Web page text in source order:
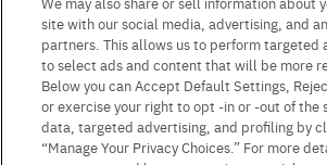
Terms & Conditions Purpose of use
AGB (Deutsche Version)
AGB
Impressum
Standard terms and
Statement on UK Modern Slavery Act
ROHM
site with our social media, advertising, and
partners. This allows us to perform targeted
to select ads and content that will be more
Below you can Accept Default Settings,
or exercise your right to opt -in or -out of the
data, targeted advertising, and profiling by
“Manage Your Privacy Choices.” For more